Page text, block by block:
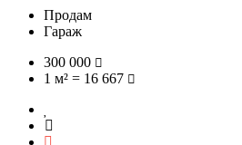
Продам
Гараж
300 000
1 м² = 16 667